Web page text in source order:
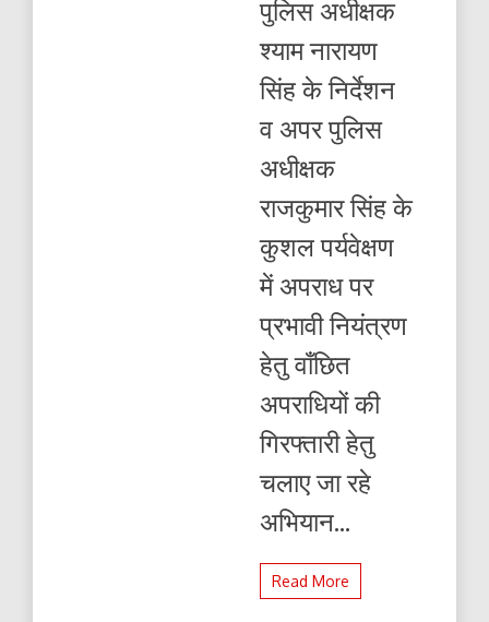
तथा
के
मामले
में
10
10,000
का
गिरफ्तार
पुलिस अधीक्षक
श्याम नारायण
सिंह के निर्देशन
व अपर पुलिस
अधीक्षक
राजकुमार सिंह के
कुशल पर्यवेक्षण
में अपराध पर
प्रभावी नियंत्रण
हेतु वाँछित
अपराधियों की
गिरफ्तारी हेतु
चलाए जा रहे
अभियान...
Read More